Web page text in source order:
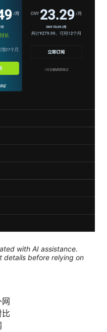
with AI assistance.
details before relying on